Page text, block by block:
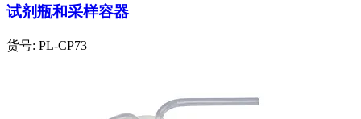
试剂瓶和采样容器
货号: PL-CP73